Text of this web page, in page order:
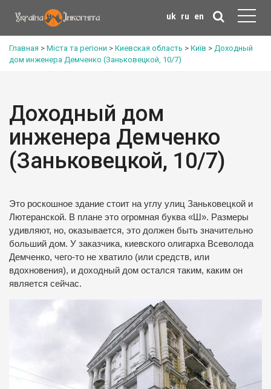
uk ru en
Главная > Міста та регіони > Киевская область > Київ > Доходный
дом инженера Демченко (Заньковецкой, 10/7)
Доходный дом
инженера Демченко
(Заньковецкой, 10/7)
Это роскошное здание стоит на углу улиц Заньковецкой и
Лютеранской. В плане это огромная буква «Ш». Размеры
удивляют, но, оказывается, это должен быть значительно
больший дом. У заказчика, киевского олигарха Всеволода
Демченко, чего-то не хватило (или средств, или
вдохновения), и доходный дом остался таким, каким он
является сейчас.